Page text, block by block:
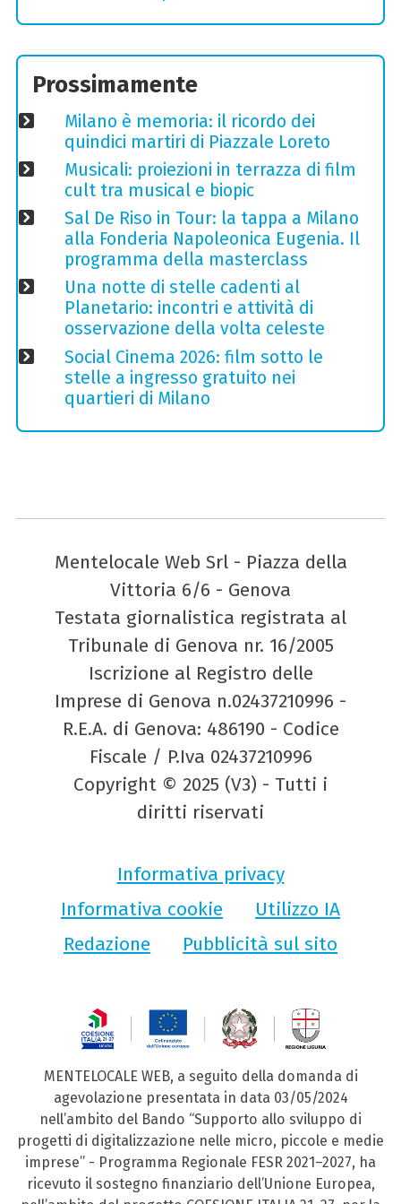
Prossimamente
Milano è memoria: il ricordo dei
quindici martiri di Piazzale Loreto
Musicali: proiezioni in terrazza di film
cult tra musical e biopic
Sal De Riso in Tour: la tappa a Milano
alla Fonderia Napoleonica Eugenia. Il
programma della masterclass
Una notte di stelle cadenti al
Planetario: incontri e attività di
osservazione della volta celeste
Social Cinema 2026: film sotto le
stelle a ingresso gratuito nei
quartieri di Milano
Mentelocale Web Srl - Piazza della
Vittoria 6/6 - Genova
Testata giornalistica registrata al
Tribunale di Genova nr. 16/2005
Iscrizione al Registro delle
Imprese di Genova n.02437210996 -
R.E.A. di Genova: 486190 - Codice
Fiscale / P.Iva 02437210996
Copyright © 2025 (V3) - Tutti i
diritti riservati
Informativa privacy
Informativa cookie
Utilizzo IA
Redazione
Pubblicità sul sito
MENTELOCALE WEB, a seguito della domanda di
agevolazione presentata in data 03/05/2024
nell’ambito del Bando “Supporto allo sviluppo di
progetti di digitalizzazione nelle micro, piccole e medie
imprese” - Programma Regionale FESR 2021–2027, ha
ricevuto il sostegno finanziario dell’Unione Europea,